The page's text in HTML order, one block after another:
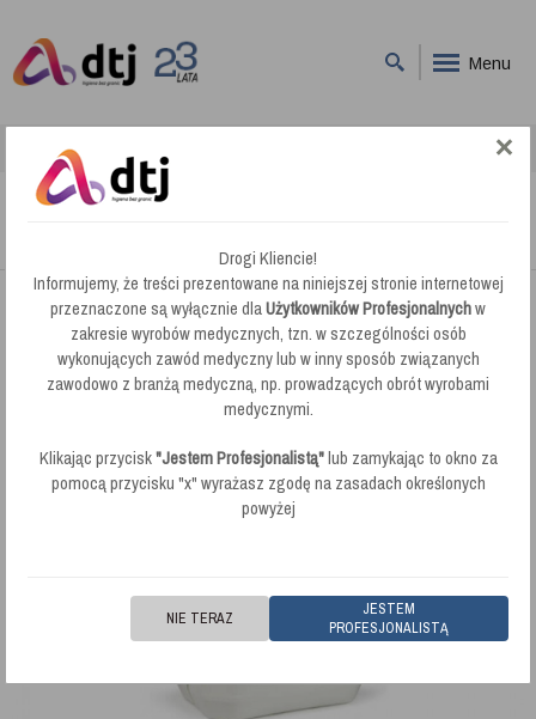
Menu
Drogi Kliencie!
Informujemy, że treści prezentowane na niniejszej stronie internetowej
przeznaczone są wyłącznie dlaUżytkowników Profesjonalnychw
zakresie wyrobów medycznych, tzn. w szczególności osób
wykonujących zawód medyczny lub w inny sposób związanych
zawodowo z branżą medyczną, np. prowadzących obrót wyrobami
medycznymi.
Klikając przycisk"Jestem Profesjonalistą"lub zamykając to okno za
pomocą przycisku "x" wyrażasz zgodę na zasadach określonych
powyżej
JESTEM
PROFESJONALISTĄ
NIE TERAZ